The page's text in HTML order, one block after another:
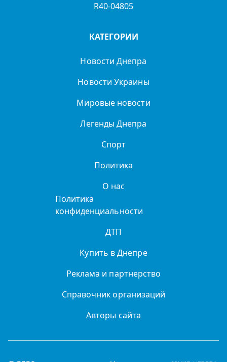
R40-04805
КАТЕГОРИИ
Новости Днепра
Новости Украины
Мировые новости
Легенды Днепра
Спорт
Политика
О нас
Политика
конфиденциальности
ДТП
Купить в Днепре
Реклама и партнерство
Справочник организаций
Авторы сайта